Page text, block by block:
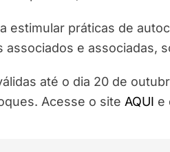
estimular práticas de
associados e associadas,
até o dia 20 de
Acesse o site AQUI e